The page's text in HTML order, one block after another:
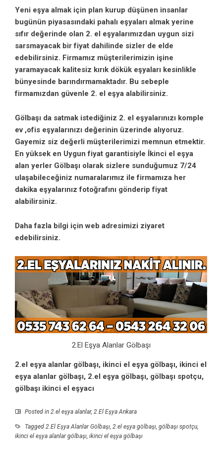
Yeni eşya almak için plan kurup düşünen insanlar
bugünün piyasasındaki pahalı eşyaları almak yerine
sıfır değerinde olan 2. el eşyalarımızdan uygun sizi
sarsmayacak bir fiyat dahilinde sizler de elde
edebilirsiniz. Firmamız müşterilerimizin işine
yaramayacak kalitesiz kırık dökük eşyaları kesinlikle
bünyesinde barındırmamaktadır. Bu sebeple
firmamızdan güvenle 2. el eşya alabilirsiniz.
Gölbaşı da satmak istediğiniz 2. el eşyalarınızı komple
ev ,ofis eşyalarınızı değerinin üzerinde alıyoruz.
Gayemiz siz değerli müşterilerimizi memnun etmektir.
En yüksek en Uygun fiyat garantisiyle İkinci el eşya
alan yerler Gölbaşı olarak sizlere sunduğumuz 7/24
ulaşabileceğiniz numaralarımız ile firmamıza her
dakika eşyalarınız fotoğrafını gönderip fiyat
alabilirsiniz.
Daha fazla bilgi için web adresimizi ziyaret
edebilirsiniz.
2.El Eşya Alanlar Gölbaşı
2.el eşya alanlar gölbaşı, ikinci el eşya gölbaşı, ikinci el
eşya alanlar gölbaşı, 2.el eşya gölbaşı, gölbaşı spotçu,
gölbaşı ikinci el eşyacı
Posted in 2.el eşya alanlar, 2.El Eşya Ankara
Tagged 2.El Eşya Alanlar Gölbaşı 2.el eşya gölbaşı gölbaşı spotçu
ikinci el eşya alanlar gölbaşı ikinci el eşya gölbaşı